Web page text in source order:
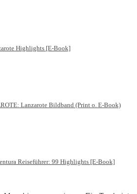
Highlights [E-Book]
Lanzarote Bildband (Print o. E-Book)
Reiseführer: 99 Highlights [E-Book]